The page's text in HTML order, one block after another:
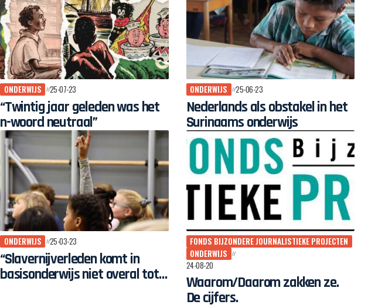
ONDERWIJS 25-07-23
“Twintig jaar geleden was het
n-woord neutraal”
ONDERWIJS 25-06-23
Nederlands als obstakel in het
Surinaams onderwijs
ONDERWIJS 25-03-23
“Slavernijverleden komt in
basisonderwijs niet overal tot
FONDS BIJZONDERE JOURNALISTIEKE PROJECTEN
ONDERWIJS
24-08-20
Waarom/Daarom zakken ze.
De cijfers.